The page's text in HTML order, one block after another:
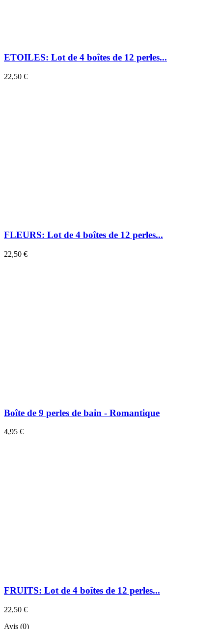
ETOILES: Lot de 4 boîtes de 12 perles...
22,50 €
FLEURS: Lot de 4 boîtes de 12 perles...
22,50 €
Boîte de 9 perles de bain - Romantique
4,95 €
FRUITS: Lot de 4 boîtes de 12 perles...
22,50 €
Avis (0)